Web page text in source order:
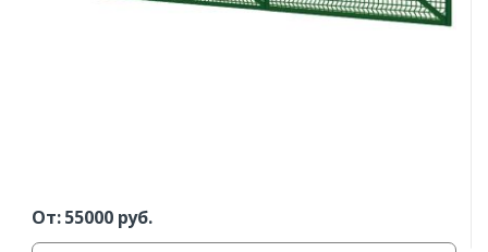
От:55000руб.